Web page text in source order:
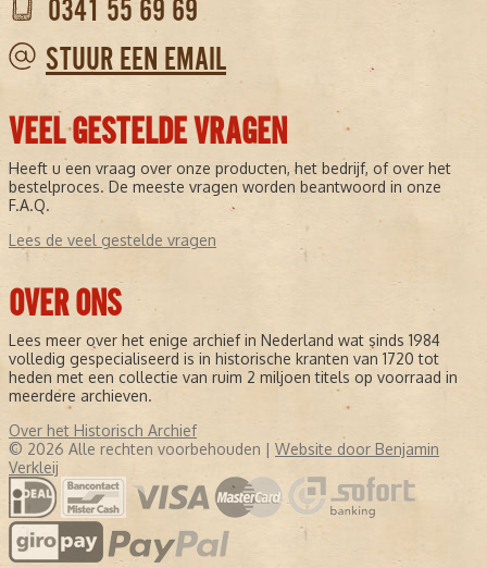
0341 55 69 69
STUUR EEN EMAIL
VEEL GESTELDE VRAGEN
Heeft u een vraag over onze producten, het bedrijf, of over het
bestelproces. De meeste vragen worden beantwoord in onze
F.A.Q.
Lees de veel gestelde vragen
OVER ONS
Lees meer over het enige archief in Nederland wat sinds 1984
volledig gespecialiseerd is in historische kranten van 1720 tot
heden met een collectie van ruim 2 miljoen titels op voorraad in
meerdere archieven.
Over het Historisch Archief
© 2026 Alle rechten voorbehouden | Website door Benjamin
Verkleij